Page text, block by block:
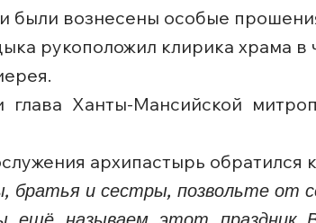
были вознесены особые
рукоположил клирика храма в
глава Ханты-Мансийской
архипастырь обратился
братья и сестры, позвольте от